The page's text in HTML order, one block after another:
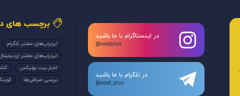
در اینستاگرام با ما باشید
@soodplus
در تلگرام با ما باشید
@sood_plus
برچسب های
ایردراپ‌های معتبر تلگرام
ایردراپ‌های معتبر ارزدیجیتال
اخبار بیت یونیکس
بررسی صرافی‌ها